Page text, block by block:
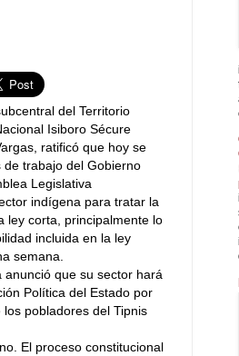
del Territorio
Isiboro Sécure
ratificó que hoy se
de trabajo del Gobierno
Legislativa
indígena para tratar la
ley corta, principalmente lo
incluida en la ley
semana.
anunció que su sector hará
Política del Estado por
pobladores del Tipnis
El proceso constitucional